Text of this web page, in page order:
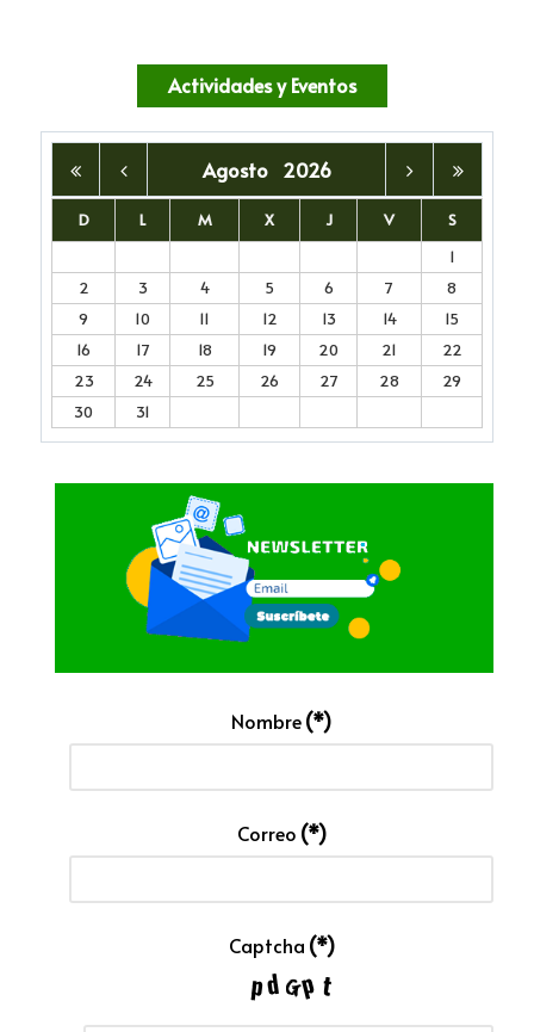
Actividades y Eventos
Agosto 2026
D L M X J V
S
1
2
3 4 5 6 7
8
9
10 11 12 13 14
15
16
17 18 19 20 21
22
23
24 25 26 27 28
29
30
31
Nombre(*)
Correo (*)
Captcha (*)